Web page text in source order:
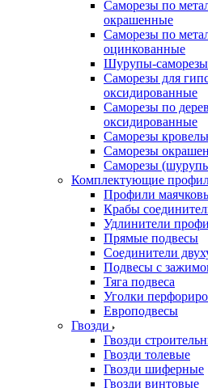
Саморезы по
окрашенные
Саморезы по
оцинкованные
Шурупы-
Саморезы для
оксидированные
Саморезы по
оксидированные
Саморезы
Саморезы
Саморезы
Комплектующие
Профили
Крабы
Удлинители
Прямые подвесы
Соединители
Подвесы с
Тяга подвеса
Уголки
Европодвесы
Гвозди
Гвозди
Гвозди толевые
Гвозди шиферные
Гвозди винтовые